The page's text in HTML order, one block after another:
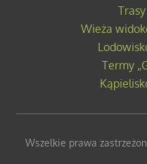
Wieża
Termy
Wszelkie prawa